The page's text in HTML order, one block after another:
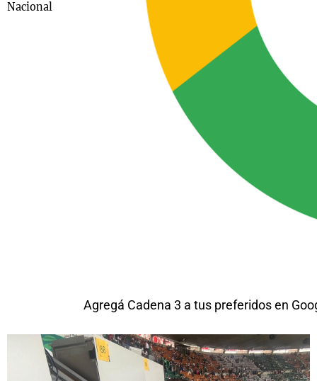
Nacional
Agregá Cadena 3 a tus preferidos en